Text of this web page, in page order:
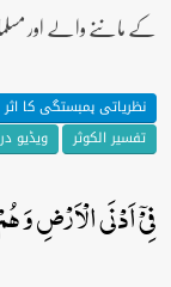
کے ماننے والے اور
نظریاتی ہمبستگی کا اثر
تفسیر الکوثر
ویڈیو
فِیۡۤ اَدۡنَی الۡاَرۡضِ